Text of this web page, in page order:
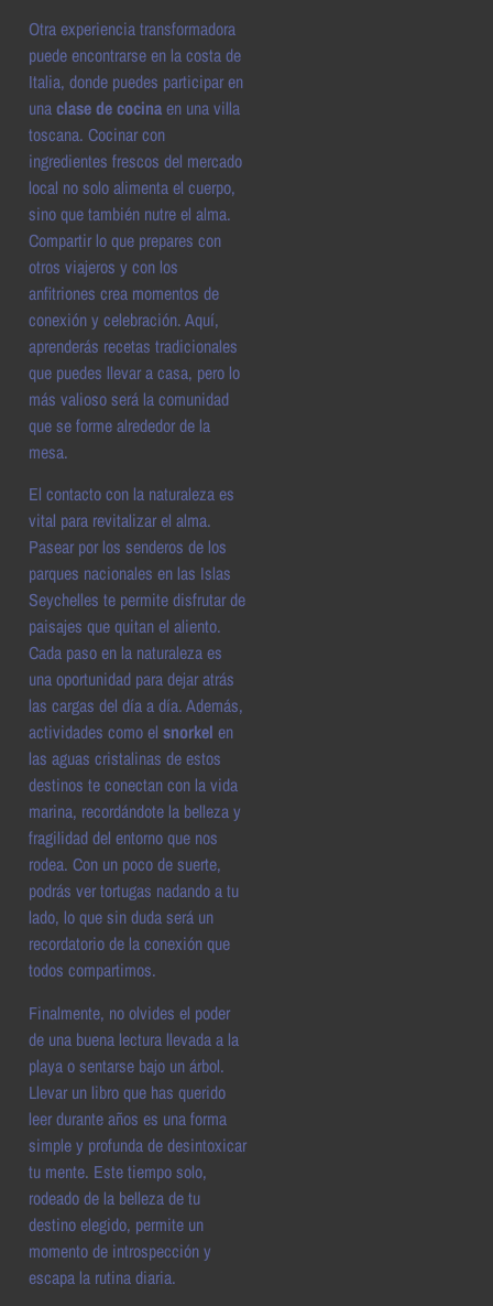
Otra experiencia transformadora
puede encontrarse en la costa de
Italia, donde puedes participar en
unaclase de cocinaen una villa
toscana. Cocinar con
ingredientes frescos del mercado
local no solo alimenta el cuerpo,
sino que también nutre el alma.
Compartir lo que prepares con
otros viajeros y con los
anfitriones crea momentos de
conexión y celebración. Aquí,
aprenderás recetas tradicionales
que puedes llevar a casa, pero lo
más valioso será la comunidad
que se forme alrededor de la
mesa.
El contacto con la naturaleza es
vital para revitalizar el alma.
Pasear por los senderos de los
parques nacionales en las Islas
Seychelles te permite disfrutar de
paisajes que quitan el aliento.
Cada paso en la naturaleza es
una oportunidad para dejar atrás
las cargas del día a día. Además,
actividades como el snorkel en
las aguas cristalinas de estos
destinos te conectan con la vida
marina, recordándote la belleza y
fragilidad del entorno que nos
rodea. Con un poco de suerte,
podrás ver tortugas nadando a tu
lado, lo que sin duda será un
recordatorio de la conexión que
todos compartimos.
Finalmente, no olvides el poder
de una buena lectura llevada a la
playa o sentarse bajo un árbol.
Llevar un libro que has querido
leer durante años es una forma
simple y profunda de desintoxicar
tu mente. Este tiempo solo,
rodeado de la belleza de tu
destino elegido, permite un
momento de introspección y
escapa la rutina diaria.